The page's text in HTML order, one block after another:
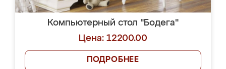
Компьютерный стол "Бодега"
Цена: 12200.00
ПОДРОБНЕЕ